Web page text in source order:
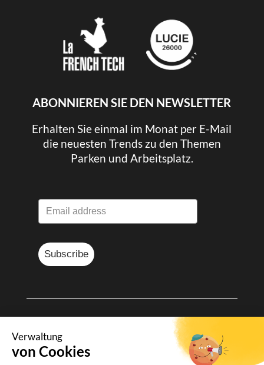
Verwaltung
von Cookies
ABONNIEREN SIE DEN NEWSLETTER
Erhalten Sie einmal im Monat per E-Mail
die neuesten Trends zu den Themen
Parken und Arbeitsplatz.
Subscribe
Rechtliche Informationen-